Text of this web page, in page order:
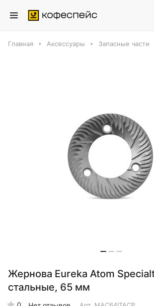
Главная Аксессуары Запасные части
Жернова Eureka Atom
стальные, 65 мм